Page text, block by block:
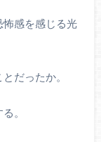
感を感じる光
だったか。
。